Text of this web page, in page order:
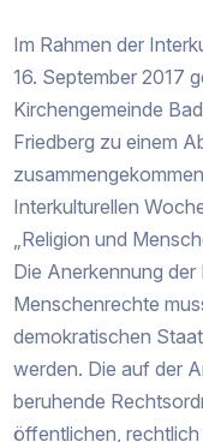
Im Rahmen der
16. September 2017
Kirchengemeinde
Friedberg zu einem
Interkulturellen
„Religion und
Die Anerkennung
Menschenrechte
demokratischen
werden. Die auf der
beruhende
öffentlichen,